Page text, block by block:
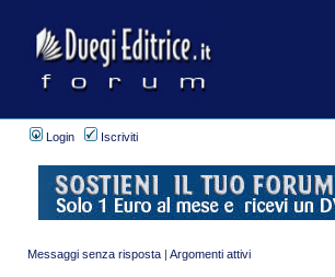
Login Iscriviti
Messaggi senza risposta | Argomenti attivi